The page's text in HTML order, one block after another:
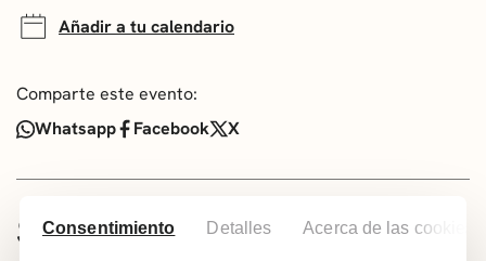
Consentimiento Detalles Acerca de las cookies
Añadir a tu calendario
Comparte este evento:
Whatsapp
Facebook X
SOBRE EL ESPECTÁCULO